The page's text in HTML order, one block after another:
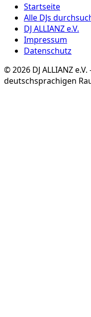
Startseite
Alle DJs
DJ ALLIANZ e.V.
Impressum
Datenschutz
©2026 DJ ALLIANZ
deutschsprachigen